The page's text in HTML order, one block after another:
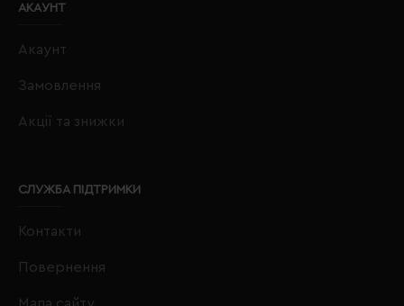
АКАУНТ
Акаунт
Замовлення
Акції та знижки
СЛУЖБА ПІДТРИМКИ
Контакти
Повернення